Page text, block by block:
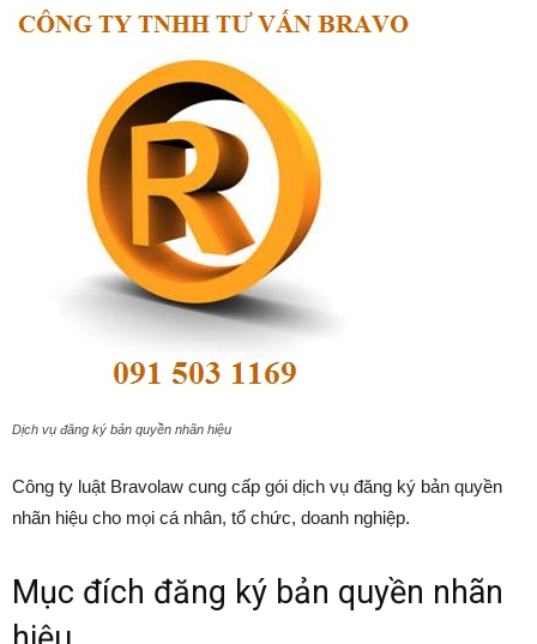
Dịch vụ đăng ký bản quyền nhãn hiệu
Công ty luật Bravolaw cung cấp gói dịch vụ đăng ký bản quyền
nhãn hiệu cho mọi cá nhân, tổ chức, doanh nghiệp.
Mục đích đăng ký bản quyền nhãn